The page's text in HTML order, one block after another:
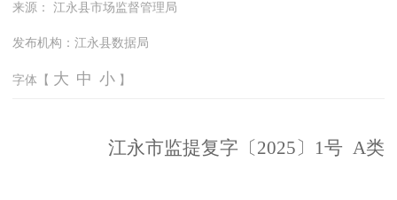
来源： 江永县市场监督管理局
发布机构： 江永县数据局
字体【 大 中 小 】
江永市监提复字〔2025〕 1号 A类